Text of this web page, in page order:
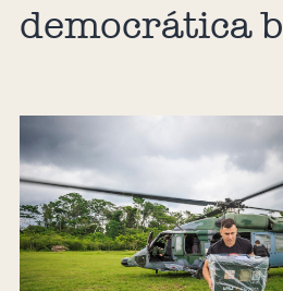
democrática